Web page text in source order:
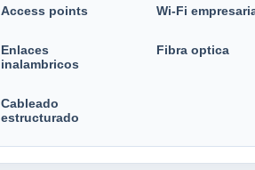
Access points Wi-Fi
Enlaces
inalambricos
Fibra optica
Cableado
estructurado